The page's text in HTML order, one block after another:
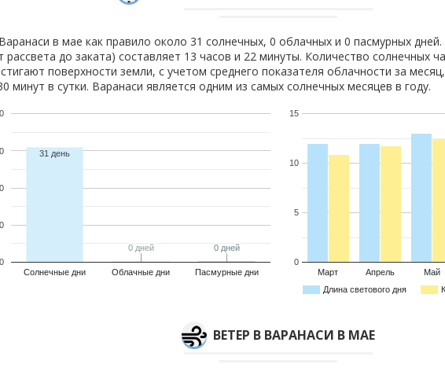
в мае как правило около 31 солнечных, 0 облачных и 0 пасмурных
рассвета до заката) составляет 13 часов и 22 минуты. Количество солнечных
поверхности земли, с учетом среднего показателя облачности за
минут в сутки. Варанаси является одним из самых солнечных месяцев в году.
Солнечные дни Облачные дни Пасмурные дни
0
31 день
0 дней
0 дней 0 дней
0 дней
Длина светового дня
Март Апрель Май
0
5
10
15
ВЕТЕР В ВАРАНАСИ В МАЕ